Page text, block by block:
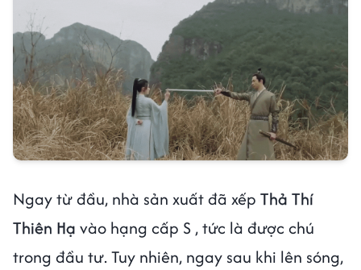
Ngay từ đầu, nhà sản xuất đã xếp Thả Thí
Thiên Hạ vào hạng cấp S , tức là được chú
trong đầu tư. Tuy nhiên, ngay sau khi lên sóng,